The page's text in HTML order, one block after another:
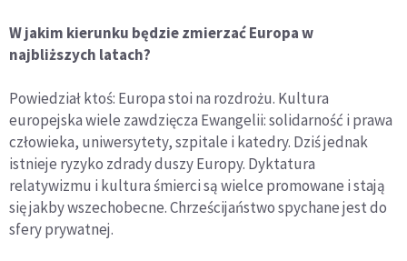
W jakim kierunku będzie zmierzać Europa w
najbliższych latach?
Powiedział ktoś: Europa stoi na rozdrożu. Kultura
europejska wiele zawdzięcza Ewangelii: solidarność i prawa
człowieka, uniwersytety, szpitale i katedry. Dziś jednak
istnieje ryzyko zdrady duszy Europy. Dyktatura
relatywizmu i kultura śmierci są wielce promowane i stają
się jakby wszechobecne. Chrześcijaństwo spychane jest do
sfery prywatnej.